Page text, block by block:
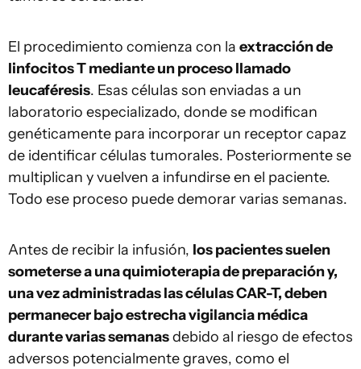
El procedimiento comienza con la extracción de
linfocitos T mediante un proceso llamado
leucaféresis. Esas células son enviadas a un
laboratorio especializado, donde se modifican
genéticamente para incorporar un receptor capaz
de identificar células tumorales. Posteriormente se
multiplican y vuelven a infundirse en el paciente.
Todo ese proceso puede demorar varias semanas.
Antes de recibir la infusión, los pacientes suelen
someterse a una quimioterapia de preparación y,
una vez administradas las células CAR-T, deben
permanecer bajo estrecha vigilancia médica
durante varias semanasdebido al riesgo de efectos
adversos potencialmente graves, como el